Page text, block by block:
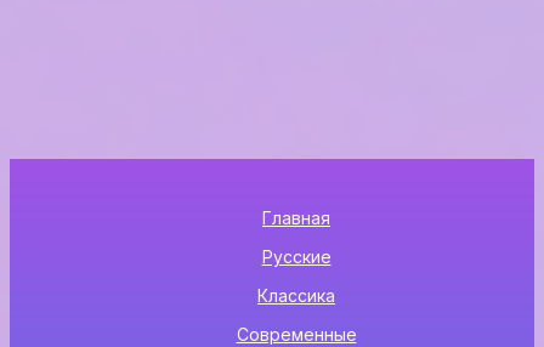
Главная
Русские
Классика
Современные